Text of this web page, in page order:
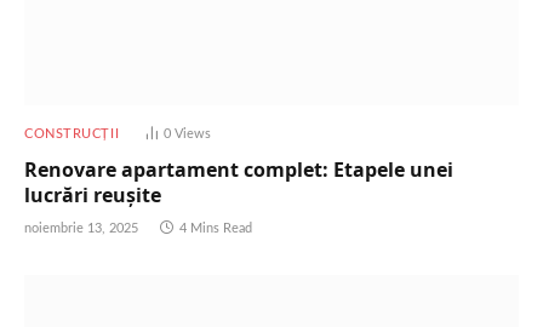
CONSTRUCȚII 0Views
Renovare apartament complet: Etapele unei
lucrări reușite
noiembrie 13, 2025 4 Mins Read